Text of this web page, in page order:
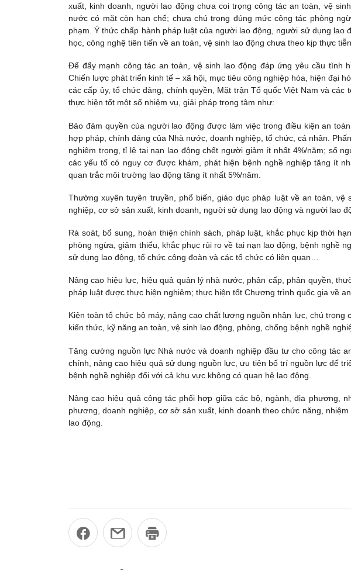
xuất, kinh doanh, người lao động chưa coi trọng công tác an toàn, vệ
nước có mặt còn hạn chế; chưa chú trọng đúng mức công tác phòng
phạm. Ý thức chấp hành pháp luật của người lao động, người sử dụng lao
học, công nghệ tiên tiến về an toàn, vệ sinh lao động chưa theo kịp thực
Để đẩy mạnh công tác an toàn, vệ sinh lao động đáp ứng yêu cầu tình
Chiến lược phát triển kinh tế – xã hội, mục tiêu công nghiệp hóa, hiện đại
các cấp ủy, tổ chức đảng, chính quyền, Mặt trận Tổ quốc Việt Nam và
thực hiện tốt một số nhiệm vụ, giải pháp trọng tâm như:
Bảo đảm quyền của người lao động được làm việc trong điều kiện an
hợp pháp, chính đáng của Nhà nước, doanh nghiệp, tổ chức, cá nhân.
nghiêm trọng, tỉ lệ tai nạn lao động chết người giảm ít nhất 4%/năm; số
các yếu tố có nguy cơ được khám, phát hiện bệnh nghề nghiệp tăng ít
quan trắc môi trường lao động tăng ít nhất 5%/năm.
Thường xuyên tuyên truyền, phổ biến, giáo dục pháp luật về an toàn,
nghiệp, cơ sở sản xuất, kinh doanh, người sử dụng lao động và người lao
Rà soát, bổ sung, hoàn thiện chính sách, pháp luật, khắc phục kịp thời
phòng ngừa, giảm thiểu, khắc phục rủi ro về tai nạn lao động, bệnh nghề
sử dụng lao động, tổ chức công đoàn và các tổ chức có liên quan…
Nâng cao hiệu lực, hiệu quả quản lý nhà nước, phân cấp, phân quyền,
pháp luật được thực hiện nghiêm; thực hiện tốt Chương trình quốc gia về
Kiện toàn tổ chức bộ máy, nâng cao chất lượng nguồn nhân lực, chú trọng
kiến thức, kỹ năng an toàn, vệ sinh lao động, phòng, chống bệnh nghề
Tăng cường nguồn lực Nhà nước và doanh nghiệp đầu tư cho công tác
chính, nâng cao hiệu quả sử dụng nguồn lực, ưu tiên bố trí nguồn lực để
bệnh nghề nghiệp đối với cả khu vực không có quan hệ lao động.
Nâng cao hiệu quả công tác phối hợp giữa các bộ, ngành, địa phương,
phương, doanh nghiệp, cơ sở sản xuất, kinh doanh theo chức năng,
lao động.